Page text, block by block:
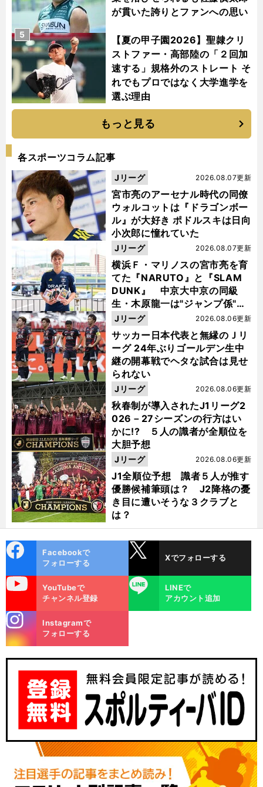
が貫いた誇りとファンへの思い
【夏の甲子園2026】聖隷クリ
ストファー・高部陸の「２回加
速する」規格外のストレート そ
れでもプロではなく大学進学を
選ぶ理由
5
もっと見る
各スポーツコラム記事
宮市亮のアーセナル時代の同僚
ウォルコットは『ドラゴンボー
ル』が大好き ポドルスキは日向
小次郎に憧れていた
2026.08.07更新
Jリーグ
横浜Ｆ・マリノスの宮市亮を育
てた『NARUTO』と『SLAM
DUNK』 中京大中京の同級
生・木原龍一は"ジャンプ係"だ
った
2026.08.07更新
Jリーグ
サッカー日本代表と無縁のＪリ
ーグ 24年ぶりゴールデン生中
継の開幕戦でヘタな試合は見せ
られない
2026.08.06更新
Jリーグ
秋春制が導入されたJ1リーグ2
026－27シーズンの行方はい
かに!? ５人の識者が全順位を
大胆予想
2026.08.06更新
Jリーグ
J1全順位予想 識者５人が推す
優勝候補筆頭は？ J2降格の憂
き目に遭いそうな３クラブと
は？
2026.08.06更新
Jリーグ
ok
Facebookで
フォローする
Xでフォローする
YouTubeで
チャンネル登録
LINE
LINEで
アカウント追加
m
Instagramで
フォローする